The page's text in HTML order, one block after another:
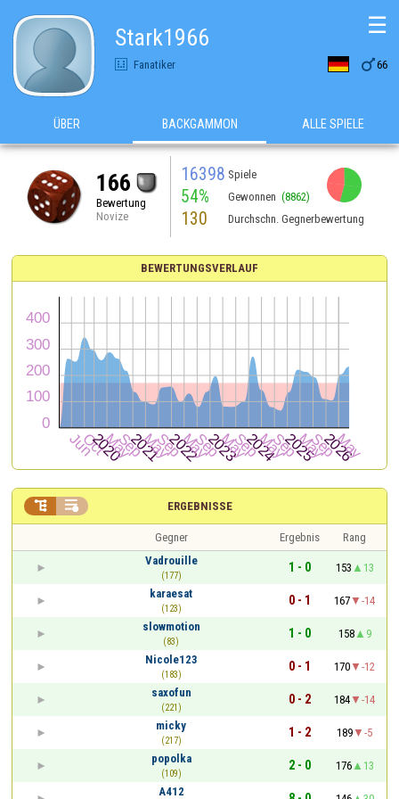
Stark1966
Fanatiker 66
☰
ÜBER BACKGAMMON ALLE SPIELE
166
Bewertung
Novize
16398 Spiele
54% Gewonnen (8862)
130 Durchschn. Gegnerbewertung
BEWERTUNGSVERLAUF
ERGEBNISSE
 
Gegner Ergebnis
Rang
Vadrouille
(177)
1 - 0 153
13
karaesat
(123)
0 - 1 167
-14
slowmotion
(83)
1 - 0 158
9
Nicole123
(183)
0 - 1 170
-12
saxofun
(221)
0 - 2 184
-14
micky
(217)
1 - 2 189
-5
popolka
(109)
2 - 0 176
13
A412